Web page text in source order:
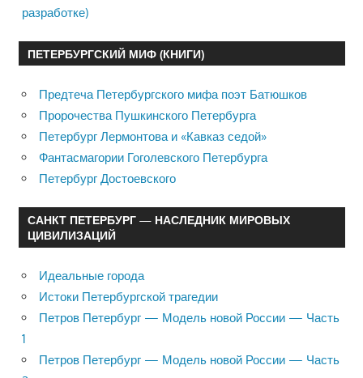
разработке)
ПЕТЕРБУРГСКИЙ МИФ (КНИГИ)
Предтеча Петербургского мифа поэт Батюшков
Пророчества Пушкинского Петербурга
Петербург Лермонтова и «Кавказ седой»
Фантасмагории Гоголевского Петербурга
Петербург Достоевского
САНКТ ПЕТЕРБУРГ — НАСЛЕДНИК МИРОВЫХ
ЦИВИЛИЗАЦИЙ
Идеальные города
Истоки Петербургской трагедии
Петров Петербург — Модель новой России — Часть
1
Петров Петербург — Модель новой России — Часть